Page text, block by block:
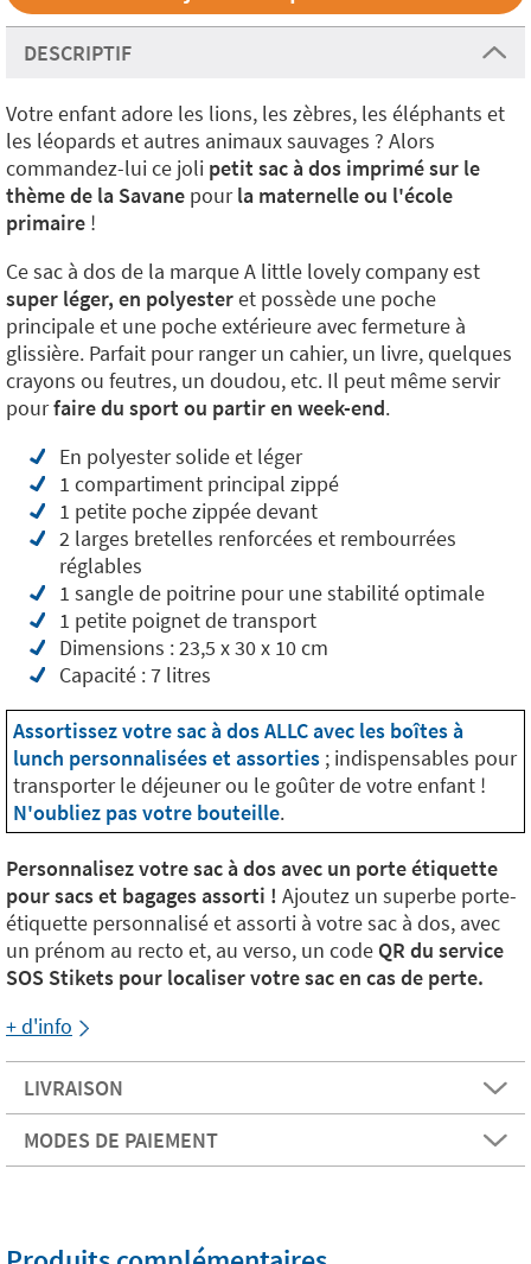
DESCRIPTIF
Votre enfant adore les lions, les zèbres, les éléphants et
les léopards et autres animaux sauvages ? Alors
commandez-lui ce joli petit sac à dos imprimé sur le
thème de la Savane pourla maternelle ou l'école
primaire !
Ce sac à dos de la marque A little lovely company est
super léger, en polyesteret possède une poche
principale et une poche extérieure avec fermeture à
glissière. Parfait pour ranger un cahier, un livre, quelques
crayons ou feutres, un doudou, etc. Il peut même servir
pourfaire du sport ou partir en week-end.
En polyester solide et léger
1 compartiment principal zippé
1 petite poche zippée devant
2 larges bretelles renforcées et rembourrées
réglables
1 sangle de poitrine pour une stabilité optimale
1 petite poignet de transport
Dimensions : 23,5 x 30 x 10 cm
Capacité : 7 litres
Assortissez votre sac à dos ALLC avec les boîtes à
lunch personnalisées et assorties ; indispensables pour
transporter le déjeuner ou le goûter de votre enfant !
N'oubliez pas votre bouteille.
Personnalisez votre sac à dos avec un porte étiquette
pour sacs et bagages assorti ! Ajoutez un superbe porte-
étiquette personnalisé et assorti à votre sac à dos, avec
un prénom au recto et, au verso, un code QR du service
SOS Stikets pour localiser votre sac en cas de perte.
+ d'info
LIVRAISON
MODES DE PAIEMENT